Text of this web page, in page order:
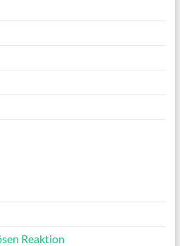
Reaktion